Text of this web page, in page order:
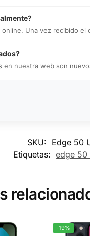
Una vez recibido
nuestra web son
SKU: Edge 50
Etiquetas: edge 50
-19%